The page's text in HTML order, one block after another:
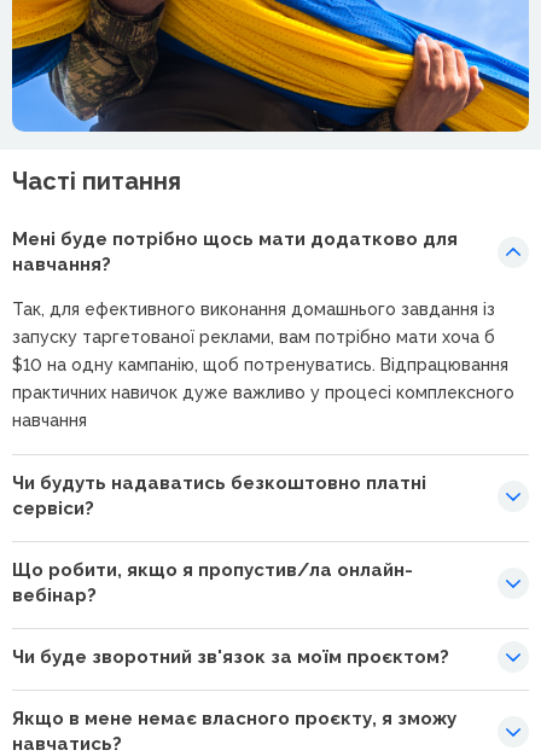
Часті питання
Мені буде потрібно щось мати додатково для
навчання?
Так, для ефективного виконання домашнього завдання із
запуску таргетованої реклами, вам потрібно мати хоча б
$10 на одну кампанію, щоб потренуватись. Відпрацювання
практичних навичок дуже важливо у процесі комплексного
навчання
Чи будуть надаватись безкоштовно платні
сервіси?
Що робити, якщо я пропустив/ла онлайн-
вебінар?
Чи буде зворотний зв'язок за моїм проєктом?
Якщо в мене немає власного проєкту, я зможу
навчатись?